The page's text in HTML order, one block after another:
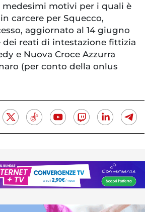
motivi per i quali è
carcere per Squecco,
aggiornato al 14 giugno
reati di intestazione fittizia
e Nuova Croce Azzurra
(per conto della onlus